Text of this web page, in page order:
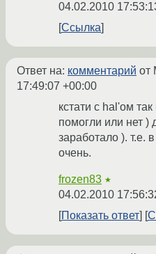
04.02.2010
Ссылка
Ответ на: комментарий от
17:49:07 +00:00
кстати с hal'ом
помогли или нет )
заработало ). т.е.
очень.
frozen83 ★
04.02.2010
Показать ответ